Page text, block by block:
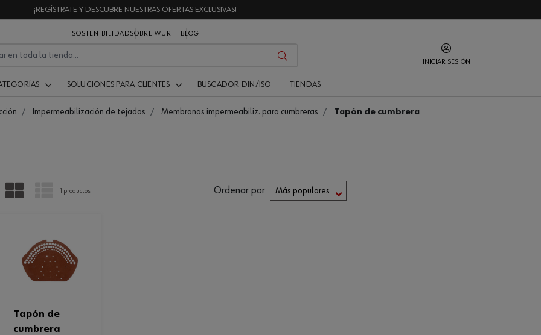
¡REGÍSTRATE Y DESCUBRE NUESTRAS OFERTAS EXCLUSIVAS!
SOSTENIBILIDADSOBRE WÜRTH BLOG
INICIAR SESIÓN
SOLUCIONES PARA CLIENTES BUSCADOR DIN/ISO TIENDAS
Impermeabilización de tejados Membranas impermeabiliz. para cumbreras Tapón de cumbrera
PARRILLA LISTA
1 productos Ordenar por
tapón de
cumbrera